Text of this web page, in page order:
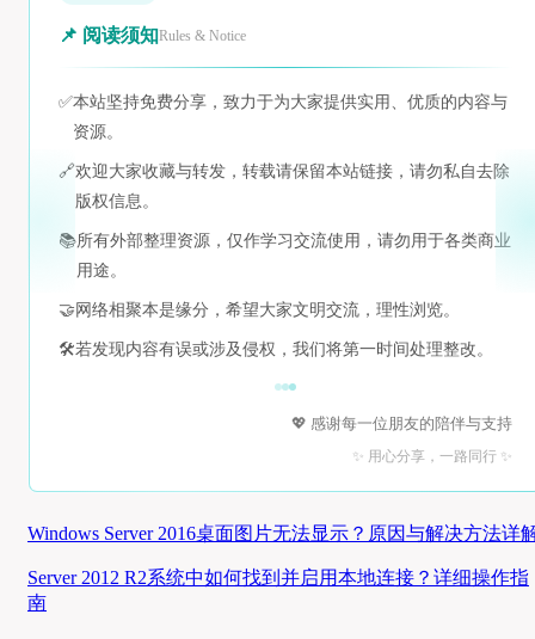
📌 阅读须知Rules & Notice
✅本站坚持免费分享，致力于为大家提供实用、优质的内容与
资源。
🔗欢迎大家收藏与转发，转载请保留本站链接，请勿私自去除
版权信息。
📚所有外部整理资源，仅作学习交流使用，请勿用于各类商业
用途。
🤝 网络相聚本是缘分，希望大家文明交流，理性浏览。
🛠️若发现内容有误或涉及侵权，我们将第一时间处理整改。
💖 感谢每一位朋友的陪伴与支持
✨ 用心分享，一路同行 ✨
Windows Server 2016桌面图片无法显示？原因与解决方法详
Server 2012 R2系统中如何找到并启用本地连接？详细操作指
南